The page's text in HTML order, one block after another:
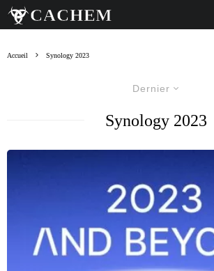
Accueil Synology 2023
Dernier
Synology 2023